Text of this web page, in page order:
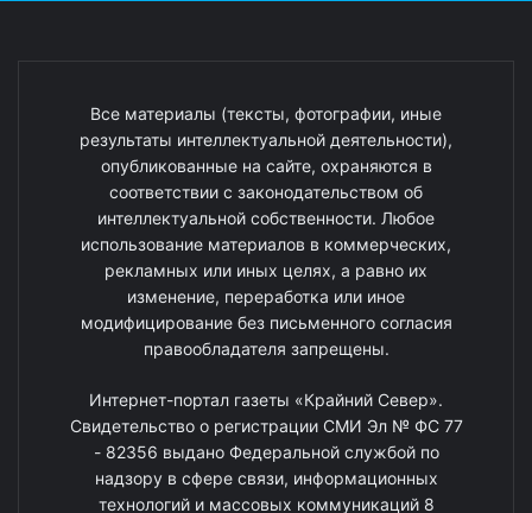
Все материалы (тексты, фотографии, иные
результаты интеллектуальной деятельности),
опубликованные на сайте, охраняются в
соответствии с законодательством об
интеллектуальной собственности. Любое
использование материалов в коммерческих,
рекламных или иных целях, а равно их
изменение, переработка или иное
модифицирование без письменного согласия
правообладателя запрещены.
Интернет-портал газеты «Крайний Север».
Свидетельство о регистрации СМИ Эл № ФС 77
- 82356 выдано Федеральной службой по
надзору в сфере связи, информационных
технологий и массовых коммуникаций 8